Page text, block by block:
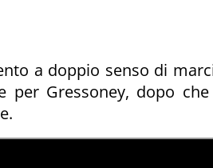
a doppio senso di
per Gressoney, dopo